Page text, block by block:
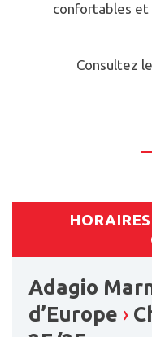
confortables et
Consultez
Adagio
d’Europe ›